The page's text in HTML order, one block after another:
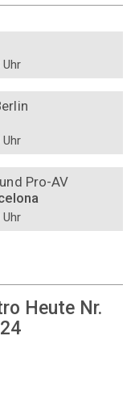
Pro-AV
Heute Nr.